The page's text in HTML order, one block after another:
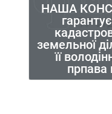
НАША
земельної
її